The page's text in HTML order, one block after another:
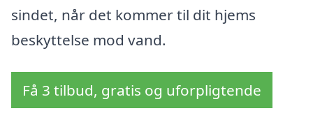
sindet, når det kommer til dit hjems
beskyttelse mod vand.
Få 3 tilbud, gratis og uforpligtende